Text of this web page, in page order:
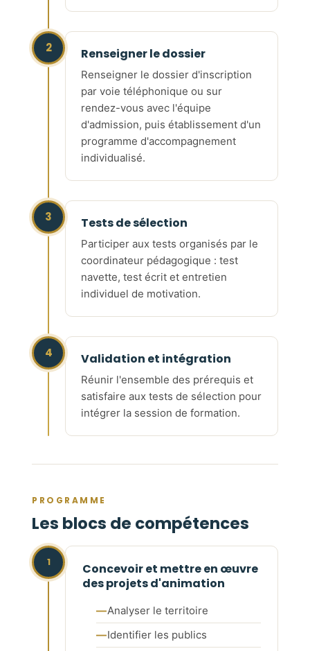
2 Renseigner le dossier
Renseigner le dossier d'inscription
par voie téléphonique ou sur
rendez-vous avec l'équipe
d'admission, puis établissement d'un
programme d'accompagnement
individualisé.
3 Tests de sélection
Participer aux tests organisés par le
coordinateur pédagogique : test
navette, test écrit et entretien
individuel de motivation.
4 Validation et intégration
Réunir l'ensemble des prérequis et
satisfaire aux tests de sélection pour
intégrer la session de formation.
PROGRAMME
Les blocs de compétences
1
Concevoir et mettre en œuvre
des projets d'animation
Analyser le territoire
Identifier les publics